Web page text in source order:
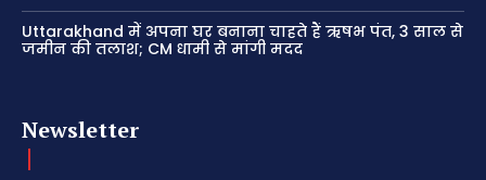
Uttarakhand में अपना घर बनाना चाहते हैं ऋषभ पंत, 3 साल से
जमीन की तलाश; CM धामी से मांगी मदद
Newsletter